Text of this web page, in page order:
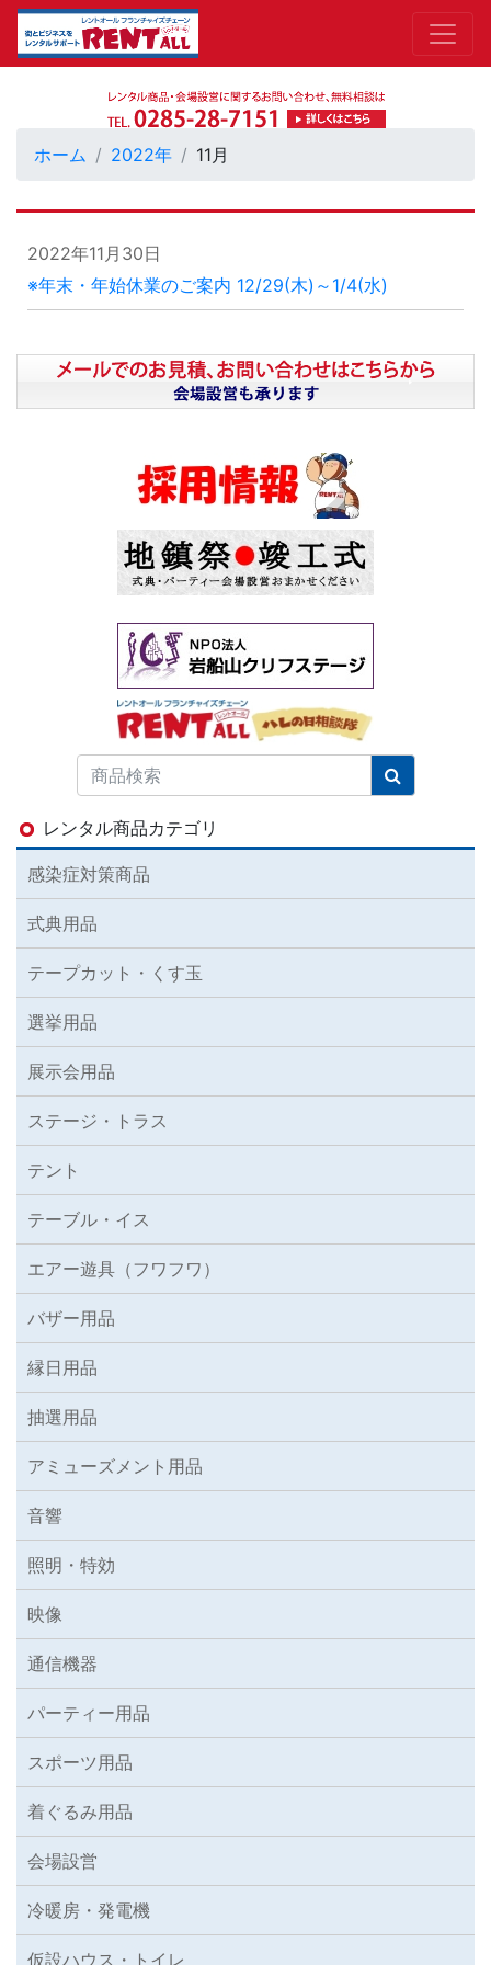
ホーム 2022年 11月
2022年11月30日
※年末・年始休業のご案内 12/29(木)～1/4(水)
レンタル商品カテゴリ
感染症対策商品
式典用品
テープカット・くす玉
選挙用品
展示会用品
ステージ・トラス
テント
テーブル・イス
エアー遊具（フワフワ）
バザー用品
縁日用品
抽選用品
アミューズメント用品
音響
照明・特効
映像
通信機器
パーティー用品
スポーツ用品
着ぐるみ用品
会場設営
冷暖房・発電機
仮設ハウス・トイレ